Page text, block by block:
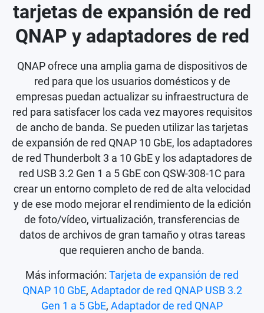
tarjetas de expansión de red
QNAP y adaptadores de red
QNAP ofrece una amplia gama de dispositivos de
red para que los usuarios domésticos y de
empresas puedan actualizar su infraestructura de
red para satisfacer los cada vez mayores requisitos
de ancho de banda. Se pueden utilizar las tarjetas
de expansión de red QNAP 10 GbE, los adaptadores
de red Thunderbolt 3 a 10 GbE y los adaptadores de
red USB 3.2 Gen 1 a 5 GbE con QSW-308-1C para
crear un entorno completo de red de alta velocidad
y de ese modo mejorar el rendimiento de la edición
de foto/vídeo, virtualización, transferencias de
datos de archivos de gran tamaño y otras tareas
que requieren ancho de banda.
Más información: Tarjeta de expansión de red
QNAP 10 GbE, Adaptador de red QNAP USB 3.2
Gen 1 a 5 GbE, Adaptador de red QNAP